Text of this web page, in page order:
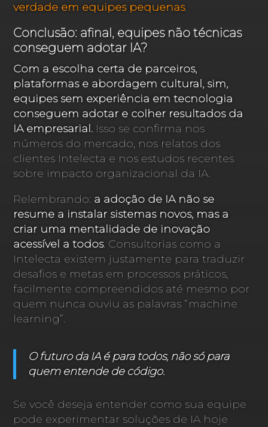
verdade em equipes pequenas.
Conclusão: afinal, equipes não técnicas
conseguem adotar IA?
Com a escolha certa de parceiros,
plataformas e abordagem cultural, sim,
equipes sem experiência em tecnologia
conseguem adotar e colher resultados da
IA empresarial. Isso se confirma nos
números do mercado, nos relatos dos
clientes Intelecta e nos estudos recentes
sobre impacto organizacional da IA.
Relembrando: a adoção de IA não se
resume a instalar sistemas novos, mas a
criar uma mentalidade de inovação
acessível a todos. Consultorias como a
Intelecta existem justamente para traduzir
desafios e metas em processos práticos,
facilmente compreendidos até mesmo por
quem nunca ouviu as palavras “machine
learning”.
O futuro da IA é para todos, não só para
quem entende de código.
Se você deseja entender como sua equipe
pode experimentar soluções de IA hoje